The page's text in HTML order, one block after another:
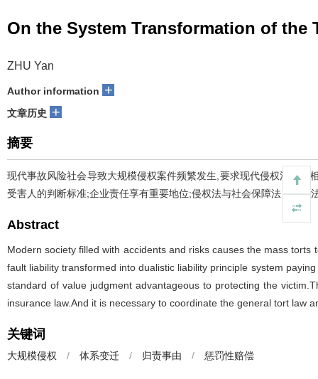
On the System Transformation of the
ZHU Yan
Author information +
文章历史 +
摘要
现代事故风险社会导致大规模侵权案件频繁发生,要求现代侵权法作
受害人的判断标准;企业责任享有重要地位;侵权法与社会保障法、保
Abstract
Modern society filled with accidents and risks causes the mass
fault liability transformed into dualistic liability principle system
standard of value judgment advantageous to protecting the
insurance law.And it is necessary to coordinate the general tort law
关键词
大规模侵权 / 体系变迁 / 归责事由 / 惩罚性赔偿